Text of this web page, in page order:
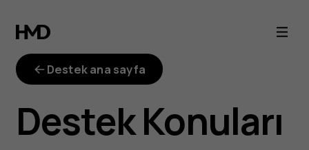
Nokia
8110'umdaki
işletim
sistemi
Destek ana sayfa
Destek Konuları